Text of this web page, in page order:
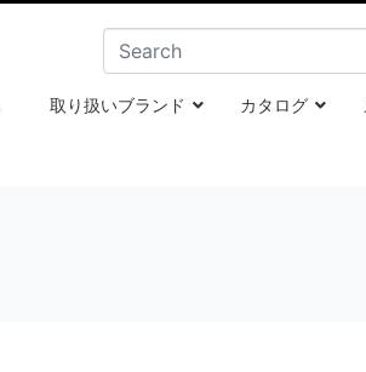
取り扱いブランド カタログ